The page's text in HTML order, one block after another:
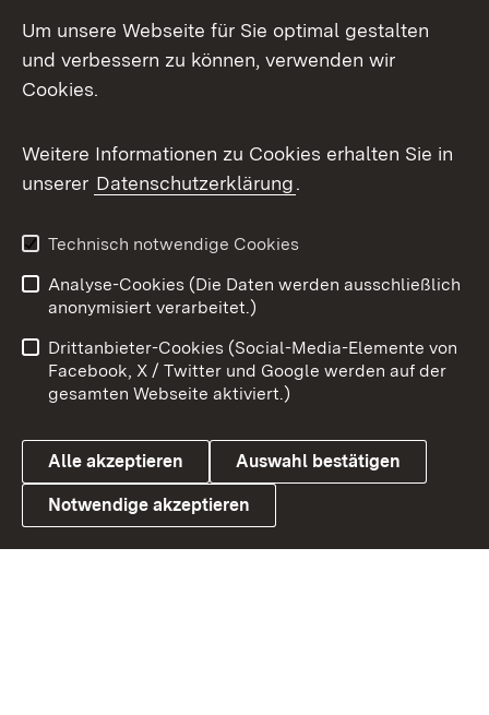
Facebook
X / Twitter
Youtube
Link zum Landesportal
Impressum
Kontakt
Barrierefreiheit
Datenschutz
Cookies
Um unsere Webseite für Sie optimal gestalten
und verbessern zu können, verwenden wir
Cookies.
Weitere Informationen zu Cookies erhalten Sie in
unserer Datenschutzerklärung.
Technisch notwendige Cookies
Analyse-Cookies (Die Daten werden ausschließlich
anonymisiert verarbeitet.)
Drittanbieter-Cookies (Social-Media-Elemente von
Facebook, X / Twitter und Google werden auf der
gesamten Webseite aktiviert.)
Alle akzeptieren Auswahl bestätigen
Notwendige akzeptieren